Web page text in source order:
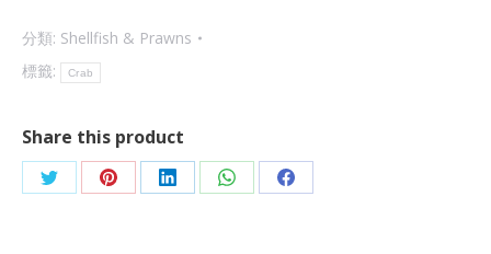
分類: Shellfish & Prawns
標籤:
Crab
Share this product